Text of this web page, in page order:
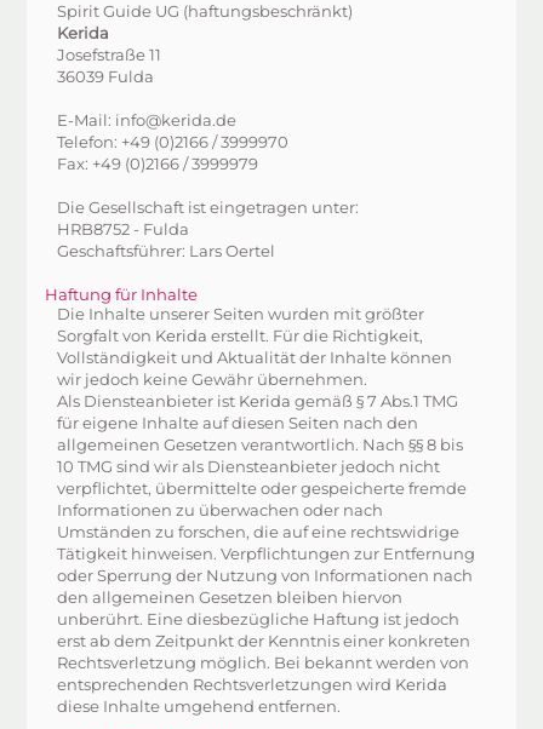
Spirit Guide UG (haftungsbeschränkt)
Kerida
Josefstraße 11
36039 Fulda
E-Mail: info@kerida.de
Telefon: +49 (0)2166 / 3999970
Fax: +49 (0)2166 / 3999979
Die Gesellschaft ist eingetragen unter:
HRB8752 - Fulda
Geschaftsführer: Lars Oertel
Haftung für Inhalte
Die Inhalte unserer Seiten wurden mit größter
Sorgfalt von Kerida erstellt. Für die Richtigkeit,
Vollständigkeit und Aktualität der Inhalte können
wir jedoch keine Gewähr übernehmen.
Als Diensteanbieter ist Kerida gemäß § 7 Abs.1 TMG
für eigene Inhalte auf diesen Seiten nach den
allgemeinen Gesetzen verantwortlich. Nach §§ 8 bis
10 TMG sind wir als Diensteanbieter jedoch nicht
verpflichtet, übermittelte oder gespeicherte fremde
Informationen zu überwachen oder nach
Umständen zu forschen, die auf eine rechtswidrige
Tätigkeit hinweisen. Verpflichtungen zur Entfernung
oder Sperrung der Nutzung von Informationen nach
den allgemeinen Gesetzen bleiben hiervon
unberührt. Eine diesbezügliche Haftung ist jedoch
erst ab dem Zeitpunkt der Kenntnis einer konkreten
Rechtsverletzung möglich. Bei bekannt werden von
entsprechenden Rechtsverletzungen wird Kerida
diese Inhalte umgehend entfernen.